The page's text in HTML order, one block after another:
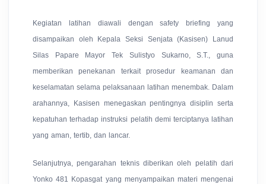
Kegiatan latihan diawali dengan safety briefing yang
disampaikan oleh Kepala Seksi Senjata (Kasisen) Lanud
Silas Papare Mayor Tek Sulistyo Sukarno, S.T., guna
memberikan penekanan terkait prosedur keamanan dan
keselamatan selama pelaksanaan latihan menembak. Dalam
arahannya, Kasisen menegaskan pentingnya disiplin serta
kepatuhan terhadap instruksi pelatih demi terciptanya latihan
yang aman, tertib, dan lancar.
Selanjutnya, pengarahan teknis diberikan oleh pelatih dari
Yonko 481 Kopasgat yang menyampaikan materi mengenai